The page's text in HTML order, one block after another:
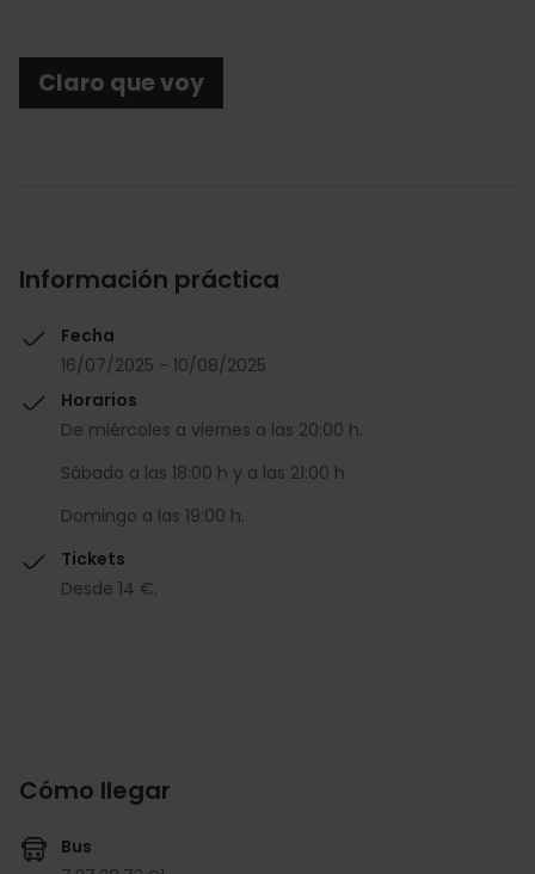
Claro que voy
Información práctica
Fecha
16/07/2025 - 10/08/2025
Horarios
De miércoles a viernes a las 20:00 h.
Sábado a las 18:00 h y a las 21:00 h.
Domingo a las 19:00 h.
Tickets
Desde 14 €.
Cómo llegar
Bus